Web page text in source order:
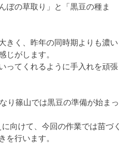
ぼの草取り」と「黒豆の種ま
きく、昨年の同時期よりも濃い
じがします。
ってくれるように手入れを頑張
り篠山では黒豆の準備が始まっ
向けて、今回の作業では苗づく
を行います。